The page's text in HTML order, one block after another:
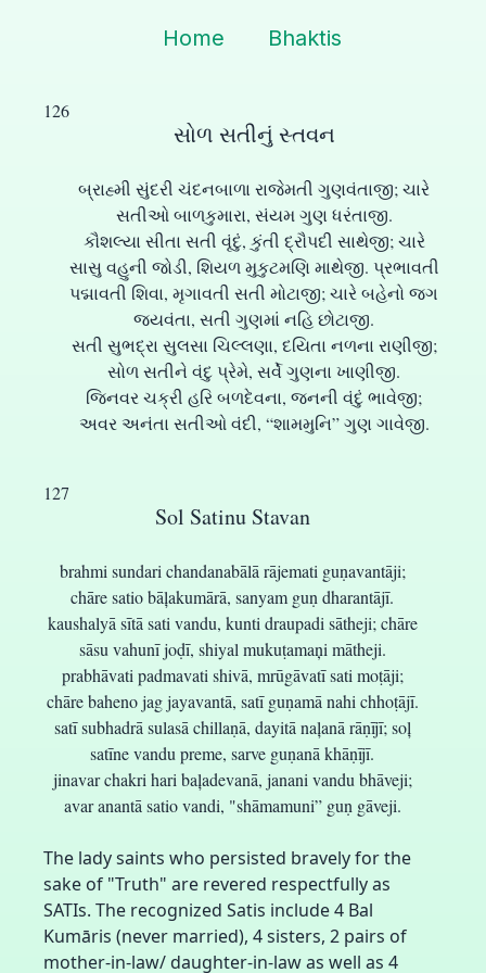
Home Bhaktis
સોળ સતીનું સ્તવન
બ્રાહ્મી સુંદરી ચંદનબાળા રાજેમતી ગુણવંતાજી; ચારે
સતીઓ બાળકુમારા, સંયમ ગુણ ધરંતાજી.
કૌશલ્યા સીતા સતી વૃંદું, કુંતી દ્રૌપદી સાથેજી; ચારે
સાસુ વહુની જોડી, શિયળ મુકુટમણિ માથેજી. પ્રભાવતી
પદ્માવતી શિવા, મૃગાવતી સતી મોટાજી; ચારે બહેનો જગ
જયવંતા, સતી ગુણમાં નહિ છોટાજી.
સતી સુભદ્રા સુલસા ચિલ્લણા, દયિતા નળના રાણીજી;
સોળ સતીને વંદુ પ્રેમે, સર્વે ગુણના ખાણીજી.
જિનવર ચક્રી હરિ બળદેવના, જનની વંદું ભાવેજી;
અવર અનંતા સતીઓ વંદી, “શામમુનિ” ગુણ ગાવેજી.
126
Sol Satinu Stavan
brahmi sundari chandanabālā rājemati guṇavantāji;
chāre satio bāļakumārā, sanyam guṇ dharantājī.
kaushalyā sītā sati vandu, kunti draupadi sātheji; chāre
sāsu vahunī joḍī, shiyal mukuṭamaņi mātheji.
prabhāvati padmavati shivā, mrūgāvatī sati moṭāji;
chāre baheno jag jayavantā, satī guṇamā nahi chhoṭājī.
satī subhadrā sulasā chillaṇā, dayitā naļanā rāṇījī; soļ
satīne vandu preme, sarve guṇanā khāṇījī.
jinavar chakri hari baļadevanā, janani vandu bhāveji;
avar anantā satio vandi, "shāmamuni” guṇ gāveji.
The lady saints who persisted bravely for the
sake of "Truth" are revered respectfully as
SATIs. The recognized Satis include 4 Bal
Kumāris (never married), 4 sisters, 2 pairs of
mother-in-law/ daughter-in-law as well as 4
127